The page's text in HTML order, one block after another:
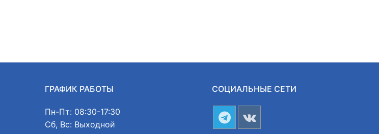
ГРАФИК РАБОТЫ
Пн-Пт: 08:30-17:30
Сб, Вс: Выходной
СОЦИАЛЬНЫЕ СЕТИ